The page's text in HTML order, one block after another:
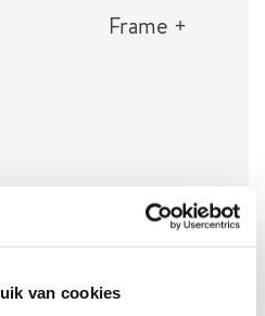
van cookies
Frame +